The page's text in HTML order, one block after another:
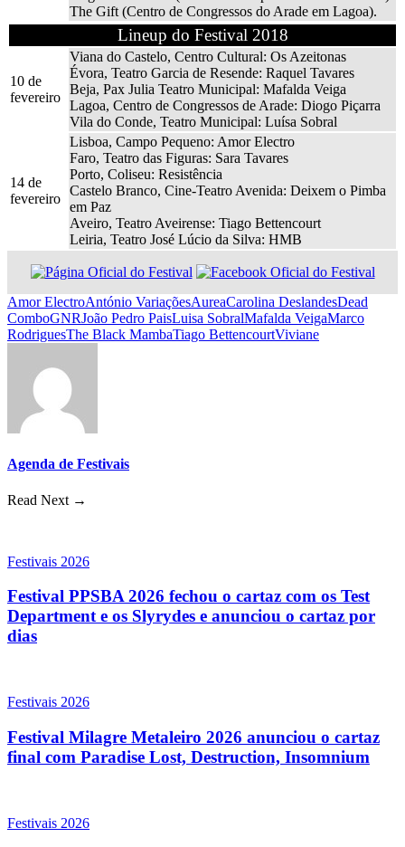
The Gift (Centro de Congressos do Arade em Lagoa).
Lineup do Festival 2018
10 de
fevereiro
Viana do Castelo, Centro Cultural: Os Azeitonas
Évora, Teatro Garcia de Resende: Raquel Tavares
Beja, Pax Julia Teatro Municipal: Mafalda Veiga
Lagoa, Centro de Congressos de Arade: Diogo Piçarra
Vila do Conde, Teatro Municipal: Luísa Sobral
14 de
fevereiro
Lisboa, Campo Pequeno: Amor Electro
Faro, Teatro das Figuras: Sara Tavares
Porto, Coliseu: Resistência
Castelo Branco, Cine-Teatro Avenida: Deixem o Pimba
em Paz
Aveiro, Teatro Aveirense: Tiago Bettencourt
Leiria, Teatro José Lúcio da Silva: HMB
Amor ElectroAntónio VariaçõesAureaCarolina DeslandesDead
ComboGNRJoão Pedro PaisLuisa SobralMafalda VeigaMarco
RodriguesThe Black MambaTiago BettencourtViviane
Agenda de Festivais
Read Next →
Festivais 2026
Festival PPSBA 2026 fechou o cartaz com os Test
Department e os Slyrydes e anunciou o cartaz por
dias
Festivais 2026
Festival Milagre Metaleiro 2026 anunciou o cartaz
final com Paradise Lost, Destruction, Insomnium
Festivais 2026